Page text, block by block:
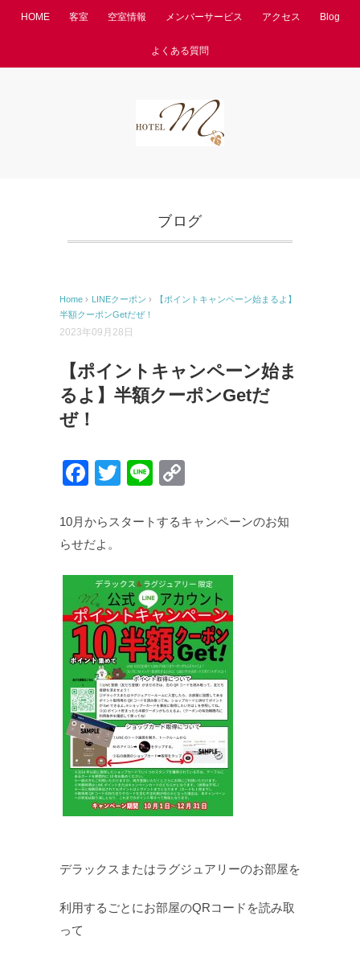
HOME 客室 空室情報 メンバーサービス アクセス Blog
よくある質問
ブログ
Home › LINEクーポン ›
【ポイントキャンペーン始まるよ】
半額クーポンGetだぜ！
2023年09月28日
【ポイントキャンペーン始ま
るよ】半額クーポンGetだ
ぜ！
F
c
e
b
o
o
k
T
tt
Li
e
p
Li
n
k
10月からスタートするキャンペーンのお知
らせだよ。
デラックスまたはラグジュアリーのお部屋を
利用するごとにお部屋のQRコードを読み取
って